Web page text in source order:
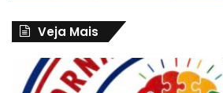
Veja Mais